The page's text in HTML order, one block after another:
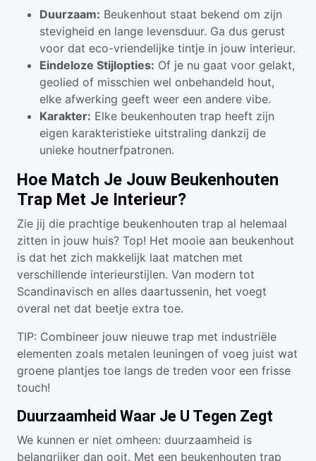
Duurzaam: Beukenhout staat bekend om zijn
stevigheid en lange levensduur. Ga dus gerust
voor dat eco-vriendelijke tintje in jouw interieur.
Eindeloze Stijlopties: Of je nu gaat voor gelakt,
geolied of misschien wel onbehandeld hout,
elke afwerking geeft weer een andere vibe.
Karakter: Elke beukenhouten trap heeft zijn
eigen karakteristieke uitstraling dankzij de
unieke houtnerfpatronen.
Hoe Match Je Jouw Beukenhouten
Trap Met Je Interieur?
Zie jij die prachtige beukenhouten trap al helemaal
zitten in jouw huis? Top! Het mooie aan beukenhout
is dat het zich makkelijk laat matchen met
verschillende interieurstijlen. Van modern tot
Scandinavisch en alles daartussenin, het voegt
overal net dat beetje extra toe.
TIP: Combineer jouw nieuwe trap met industriële
elementen zoals metalen leuningen of voeg juist wat
groene plantjes toe langs de treden voor een frisse
touch!
Duurzaamheid Waar Je U Tegen Zegt
We kunnen er niet omheen: duurzaamheid is
belangrijker dan ooit. Met een beukenhouten trap